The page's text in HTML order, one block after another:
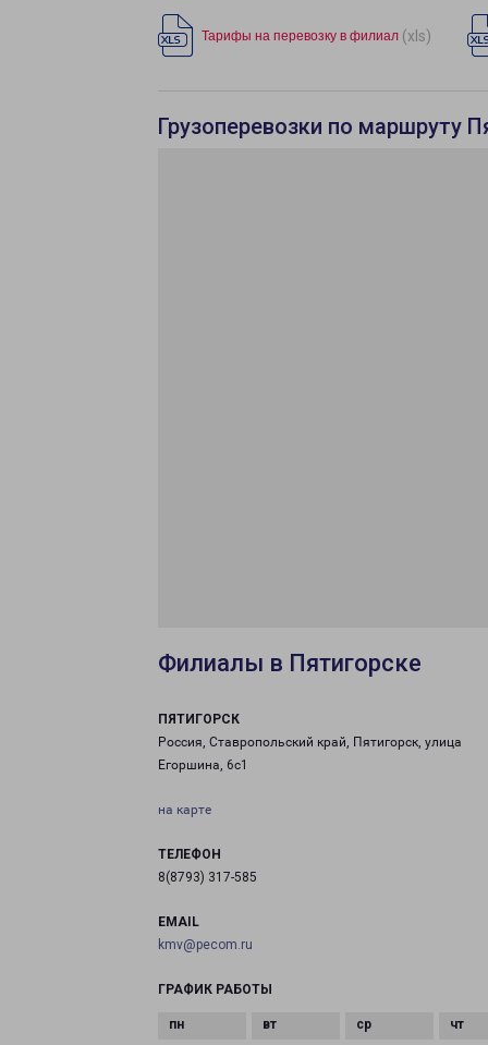
Тарифы на перевозку в филиал (xls)
Грузоперевозки по маршруту
Филиалы в Пятигорске
ПЯТИГОРСК
Россия, Ставропольский край, Пятигорск, улица
Егоршина, 6с1
на карте
ТЕЛЕФОН
8(8793) 317-585
EMAIL
kmv@pecom.ru
ГРАФИК РАБОТЫ